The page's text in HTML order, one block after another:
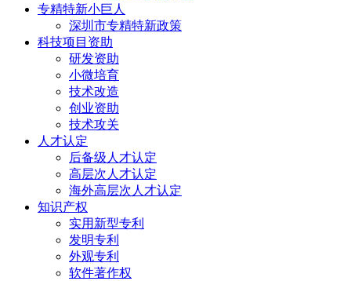
专精特新小巨人
深圳市专精特新政策
科技项目资助
研发资助
小微培育
技术改造
创业资助
技术攻关
人才认定
后备级人才认定
高层次人才认定
海外高层次人才认定
知识产权
实用新型专利
发明专利
外观专利
软件著作权